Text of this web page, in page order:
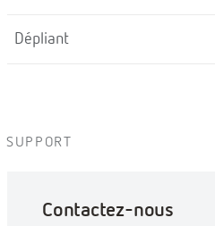
Dépliant
SUPPORT
Contactez-nous